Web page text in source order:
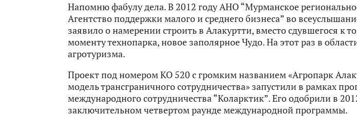
Напомню фабулу дела. В 2012 году АНО “Мурманское
Агентство поддержки малого и среднего бизнеса” во
заявило о намерении строить в Алакуртти, вместо сдувшегося к
моменту технопарка, новое заполярное Чудо. На этот раз в
агротуризма.
Проект под номером КО 520 с громким названием «Агропарк
модель трансграничного сотрудничества» запустили в рамках
международного сотрудничества “Коларктик”. Его одобрили в
заключительном четвертом раунде международной программы.